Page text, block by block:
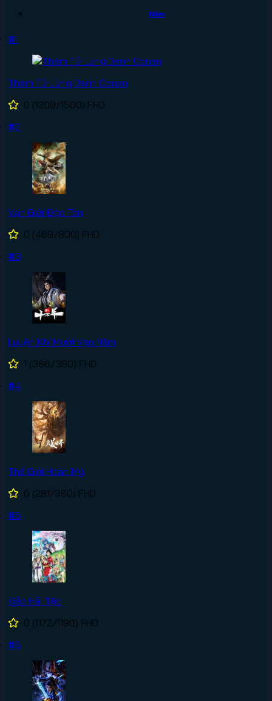
Năm
#1
Thám Tử Lừng Danh Conan
0 (1209/1500) FHD
#2
Vạn Giới Độc Tôn
0 (469/800) FHD
#3
Luyện Khí Mười Vạn Năm
1 (366/380) FHD
#4
Thế Giới Hoàn Mỹ
0 (281/360) FHD
#5
Đảo Hải Tặc
0 (1172/1190) FHD
#6